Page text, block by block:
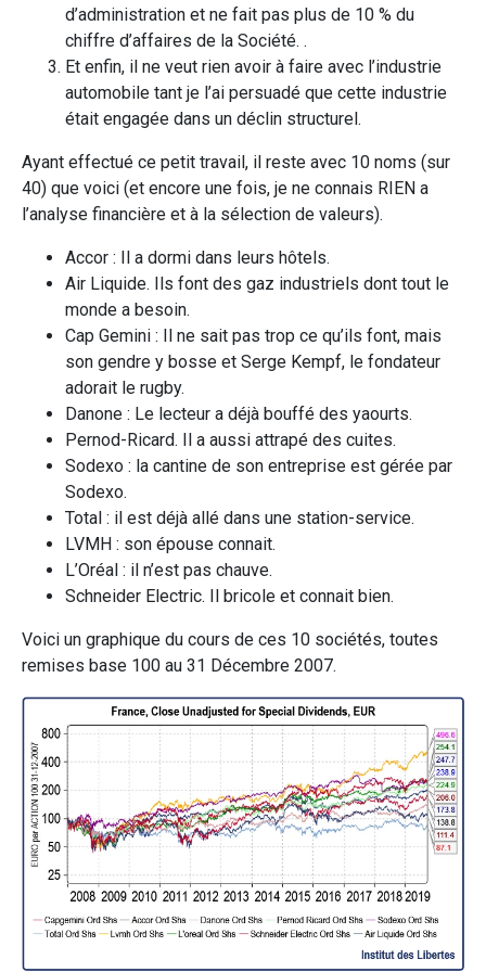
d’administration et ne fait pas plus de 10 % du
chiffre d’affaires de la Société. .
Et enfin, il ne veut rien avoir à faire avec l’industrie
automobile tant je l’ai persuadé que cette industrie
était engagée dans un déclin structurel.
Ayant effectué ce petit travail, il reste avec 10 noms (sur
40) que voici (et encore une fois, je ne connais RIEN a
l’analyse financière et à la sélection de valeurs).
Accor : Il a dormi dans leurs hôtels.
Air Liquide. Ils font des gaz industriels dont tout le
monde a besoin.
Cap Gemini : Il ne sait pas trop ce qu’ils font, mais
son gendre y bosse et Serge Kempf, le fondateur
adorait le rugby.
Danone : Le lecteur a déjà bouffé des yaourts.
Pernod-Ricard. Il a aussi attrapé des cuites.
Sodexo : la cantine de son entreprise est gérée par
Sodexo.
Total : il est déjà allé dans une station-service.
LVMH : son épouse connait.
L’Oréal : il n’est pas chauve.
Schneider Electric. Il bricole et connait bien.
Voici un graphique du cours de ces 10 sociétés, toutes
remises base 100 au 31 Décembre 2007.